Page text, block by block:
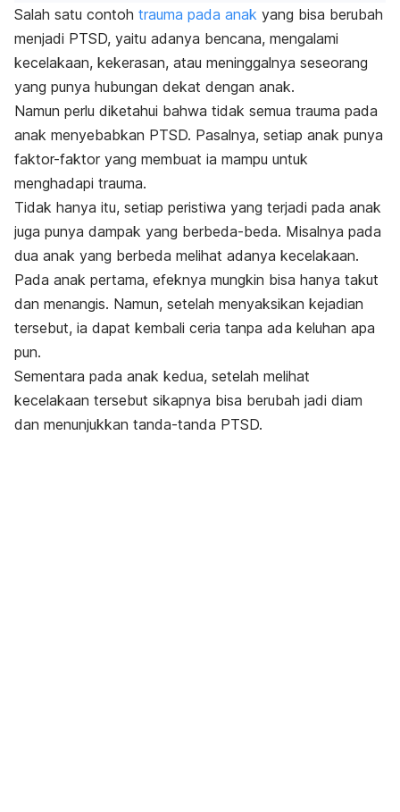
Salah satu contoh trauma pada anak yang bisa berubah
menjadi PTSD, yaitu adanya bencana, mengalami
kecelakaan, kekerasan, atau meninggalnya seseorang
yang punya hubungan dekat dengan anak.
Namun perlu diketahui bahwa tidak semua trauma pada
anak menyebabkan PTSD. Pasalnya, setiap anak punya
faktor-faktor yang membuat ia mampu untuk
menghadapi trauma.
Tidak hanya itu, setiap peristiwa yang terjadi pada anak
juga punya dampak yang berbeda-beda. Misalnya pada
dua anak yang berbeda melihat adanya kecelakaan.
Pada anak pertama, efeknya mungkin bisa hanya takut
dan menangis. Namun, setelah menyaksikan kejadian
tersebut, ia dapat kembali ceria tanpa ada keluhan apa
pun.
Sementara pada anak kedua, setelah melihat
kecelakaan tersebut sikapnya bisa berubah jadi diam
dan menunjukkan tanda-tanda PTSD.